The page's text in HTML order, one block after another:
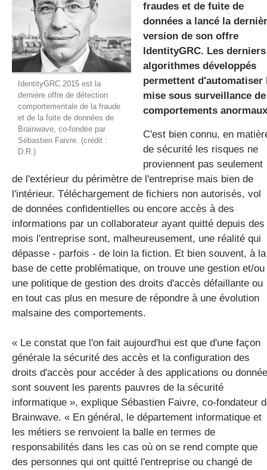
gratuite
IdentityGRC 2015 est la
dernière offre de détection
comportementale de la fraude
et de la fuite de données de
Brainwave, co-fondée par
Sébastien Faivre. (crédit :
D.R.)
fraudes et de fuite de
données a lancé la
version de son offre
IdentityGRC. Les derniers
algorithmes développés
permettent d'automatiser
mise sous surveillance de
comportements
C'est bien connu, en
de sécurité les risques ne
proviennent pas seulement
de l'extérieur du périmètre de l'entreprise mais bien de
l'intérieur. Téléchargement de fichiers non autorisés, vol
de données confidentielles ou encore accès à des
informations par un collaborateur ayant quitté depuis des
mois l'entreprise sont, malheureusement, une réalité qui
dépasse - parfois - de loin la fiction. Et bien souvent, à la
base de cette problématique, on trouve une gestion et/ou
une politique de gestion des droits d'accès défaillante ou
en tout cas plus en mesure de répondre à une évolution
malsaine des comportements.
« Le constat que l'on fait aujourd'hui est que d'une façon
générale la sécurité des accès et la configuration des
droits d'accès pour accéder à des applications ou
sont souvent les parents pauvres de la sécurité
informatique », explique Sébastien Faivre, co-fondateur
Brainwave. « En général, le département informatique et
les métiers se renvoient la balle en termes de
responsabilités dans les cas où on se rend compte que
des personnes qui ont quitté l'entreprise ou changé de